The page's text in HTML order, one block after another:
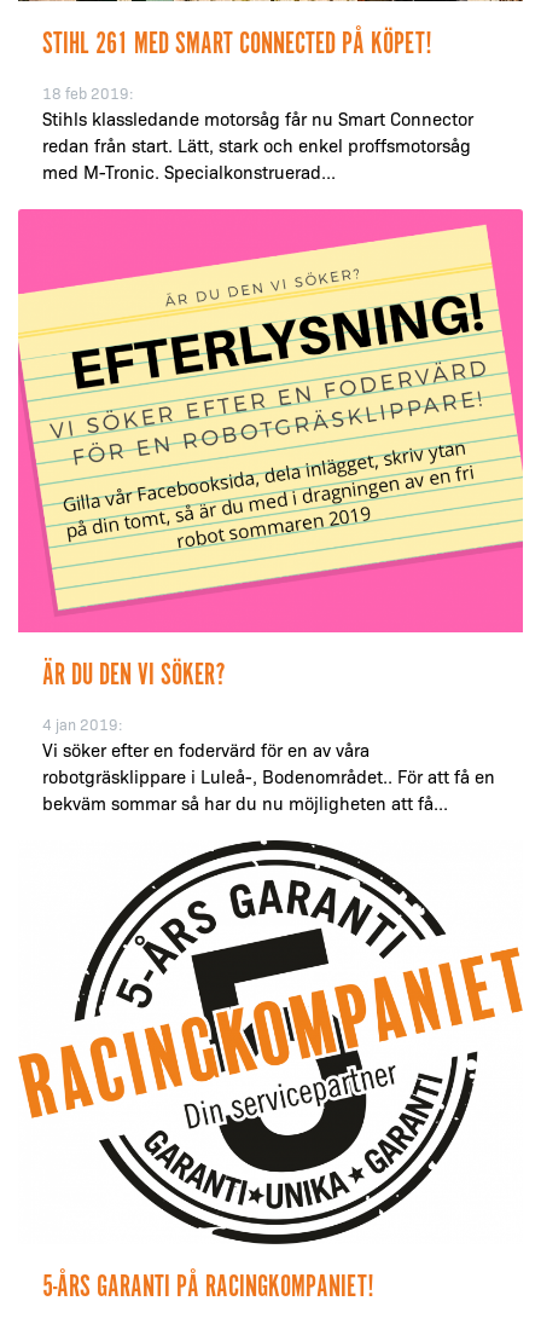
STIHL 261 MED SMART CONNECTED PÅ KÖPET!
18 feb 2019:
Stihls klassledande motorsåg får nu Smart Connector
redan från start. Lätt, stark och enkel proffsmotorsåg
med M-Tronic. Specialkonstruerad...
ÄR DU DEN VI SÖKER?
4 jan 2019:
Vi söker efter en fodervärd för en av våra
robotgräsklippare i Luleå-, Bodenområdet.. För att få en
bekväm sommar så har du nu möjligheten att få...
5-ÅRS GARANTI PÅ RACINGKOMPANIET!